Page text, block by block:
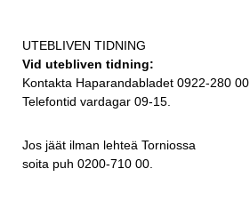
UTEBLIVEN TIDNING
Vid utebliven tidning:
Kontakta Haparandabladet 0922-280 00.
Telefontid vardagar 09-15.
Jos jäät ilman lehteä Torniossa
soita puh 0200-710 00.